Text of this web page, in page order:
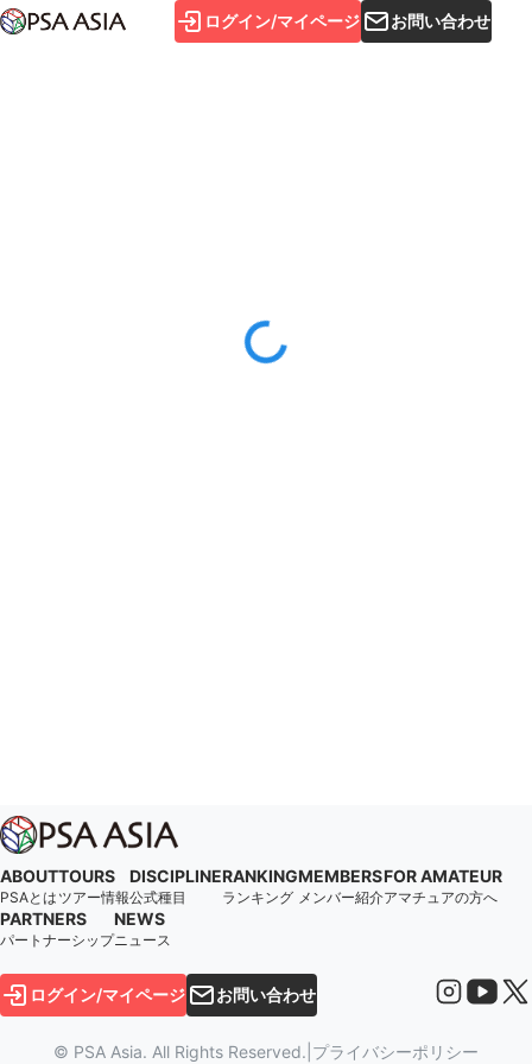
ログイン/マイページ お問い合わせ
ABOUT
PSAとは
TOURS
ツアー情報
DISCIPLINE
公式種目
RANKING
ランキング
MEMBERS
メンバー紹介
FOR AMATEUR
アマチュアの方へ
PARTNERS
パートナーシップ
NEWS
ニュース
ログイン/マイページ お問い合わせ
© PSA Asia. All Rights Reserved. プライバシーポリシー